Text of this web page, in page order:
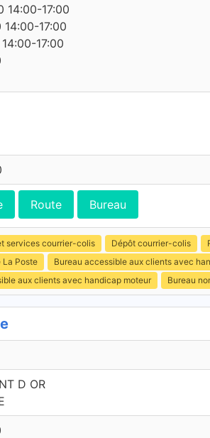
14:00-17:00
17:00
17:00
Route Bureau
services courrier-colis Dépôt courrier-colis
La Poste
Bureau accessible aux clients avec
aux clients avec handicap moteur
Bureau
D OR